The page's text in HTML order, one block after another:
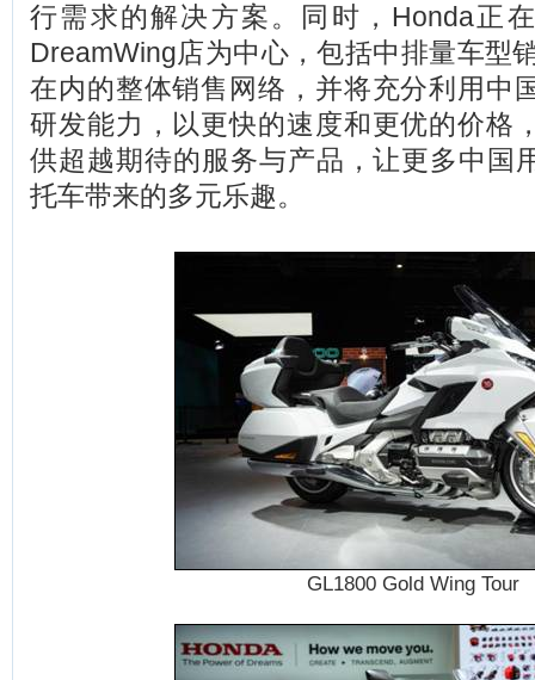
行需求的解决方案。同时，Honda正
DreamWing店为中心，包括中排量车型
在内的整体销售网络，并将充分利用中
研发能力，以更快的速度和更优的价格
供超越期待的服务与产品，让更多中国
托车带来的多元乐趣。
GL1800 Gold Wing Tour